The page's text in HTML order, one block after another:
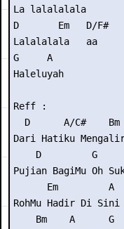
La lalalalala
D       Em   D/F#
Lalalalala   aa
G     A
Haleluyah
Reff :
  D      A/C#    Bm
Dari Hatiku
D         G
Pujian BagiMu Oh
      Em         A
RohMu Hadir Di Sini
    Bm    A      G